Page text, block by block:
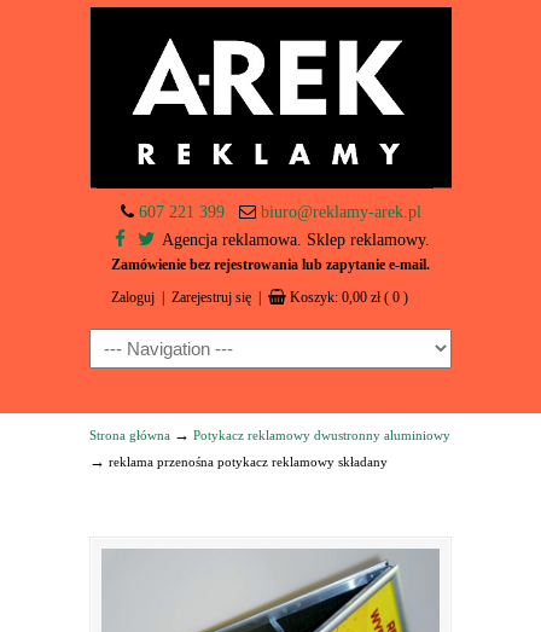
607 221 399
biuro@reklamy-arek.pl
Agencja reklamowa. Sklep reklamowy.
Zamówienie bez rejestrowania lub zapytanie e-mail.
Zaloguj Zarejestruj się Koszyk: 0,00 zł ( 0 )
Navigation
Strona główna → Potykacz reklamowy dwustronny aluminiowy
→ reklama przenośna potykacz reklamowy składany